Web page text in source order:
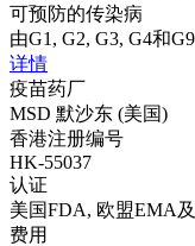
可预防的传染病
由G1, G2, G3, G4和
详情
疫苗药厂
MSD 默沙东 (美国)
香港注册编号
HK-55037
认证
美国FDA, 欧盟EMA
费用